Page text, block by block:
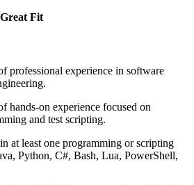
Fit
professional experience in software
hands-on experience focused on
and test scripting.
at least one programming or scripting
Python, C#, Bash, Lua, PowerShell,